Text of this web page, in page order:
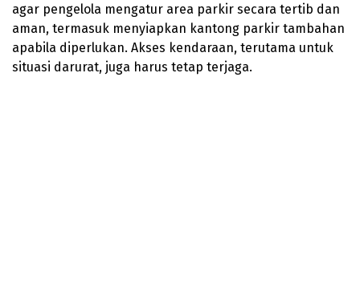
agar pengelola mengatur area parkir secara tertib dan
aman, termasuk menyiapkan kantong parkir tambahan
apabila diperlukan. Akses kendaraan, terutama untuk
situasi darurat, juga harus tetap terjaga.